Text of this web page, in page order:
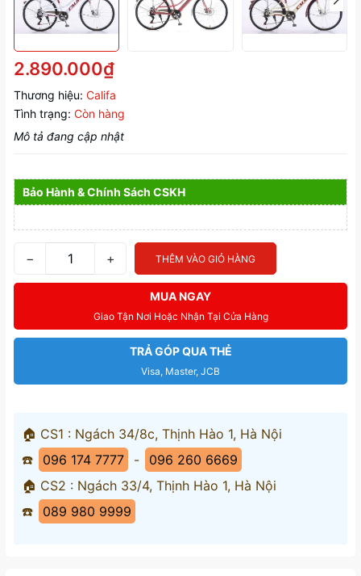
2.890.000₫
Thương hiệu: Califa
Tình trạng: Còn hàng
Mô tả đang cập nhật
Bảo Hành & Chính Sách CSKH
− + THÊM VÀO GIỎ HÀNG
MUA NGAY
Giao Tận Nơi Hoặc Nhận Tại Cửa Hàng
TRẢ GÓP QUA THẺ
Visa, Master, JCB
🏠 CS1 : Ngách 34/8c, Thịnh Hào 1, Hà Nội
☎️
096 174 7777 -
096 260 6669
🏠 CS2 : Ngách 33/4, Thịnh Hào 1, Hà Nội
☎️
089 980 9999